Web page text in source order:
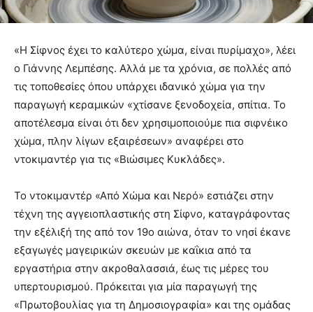
«Η Σίφνος έχει το καλύτερο χώμα, είναι πυρίμαχο», λέει
ο Γιάννης Λεμπέσης. Αλλά με τα χρόνια, σε πολλές από
τις τοποθεσίες όπου υπάρχει ιδανικό χώμα για την
παραγωγή κεραμικών «χτίσανε ξενοδοχεία, σπίτια. Το
αποτέλεσμα είναι ότι δεν χρησιμοποιούμε πια σιφνέικο
χώμα, πλην λίγων εξαιρέσεων» αναφέρει στο
ντοκιμαντέρ για τις «Βιώσιμες Κυκλάδες».
Το ντοκιμαντέρ «Από Χώμα και Νερό» εστιάζει στην
τέχνη της αγγειοπλαστικής στη Σίφνο, καταγράφοντας
την εξέλιξή της από τον 19ο αιώνα, όταν το νησί έκανε
εξαγωγές μαγειρικών σκευών με καΐκια από τα
εργαστήρια στην ακροθαλασσιά, έως τις μέρες του
υπερτουρισμού. Πρόκειται για μία παραγωγή της
«Πρωτοβουλίας για τη Δημοσιογραφία» και της ομάδας